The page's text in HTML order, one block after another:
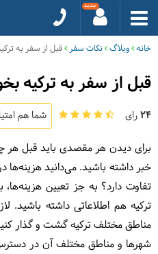
خانه وبلاگ نکات سفر قبل از سفر به
قبل از سفر به ترکیه
24رای شما هم
برای دیدن هر مقصدی باید قبل هر
خبر داشته باشید. می‌دانید
تفاوت دارد؟ به جز تعیین
ترکیه هم اطلاعاتی داشته باشید.
مناطق مختلف ترکیه گشت و گذار
شهرها و مناطق مختلف آن در